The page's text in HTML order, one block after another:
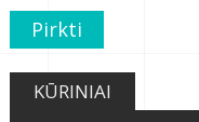
Pirkti
KŪRINIAI